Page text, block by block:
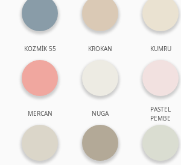
KOZMİK 55 KROKAN KUMRU
MERCAN NUGA
PASTEL
PEMBE